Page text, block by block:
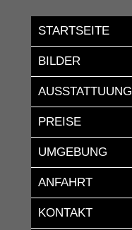
STARTSEITE
BILDER
AUSSTATTUUNG
PREISE
UMGEBUNG
ANFAHRT
KONTAKT